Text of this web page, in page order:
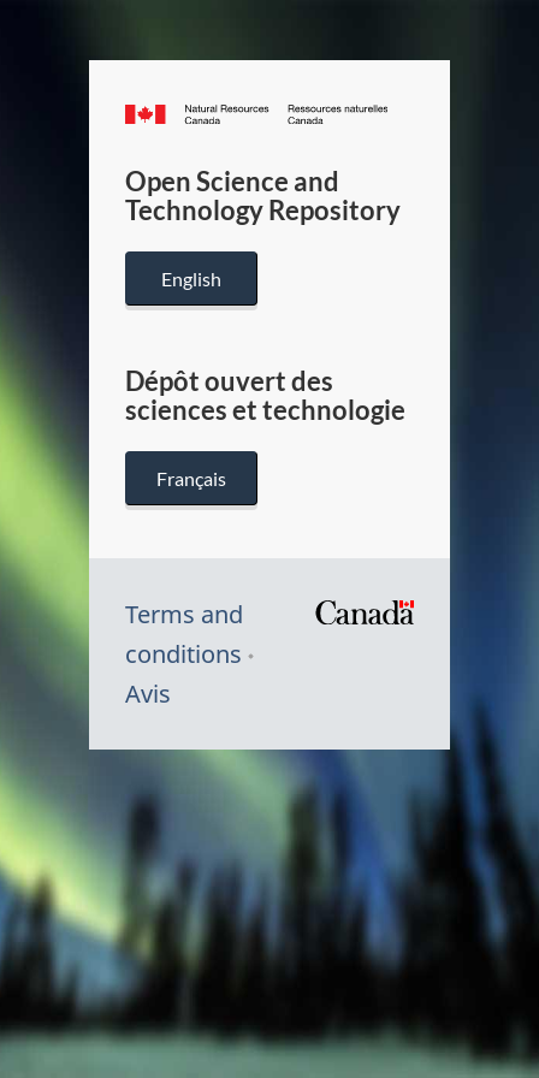
Canada.ca
/
Canada
Open Science and
Technology Repository
English
Dépôt ouvert des
sciences et technologie
Français
Terms and
conditions
Avis
Canada